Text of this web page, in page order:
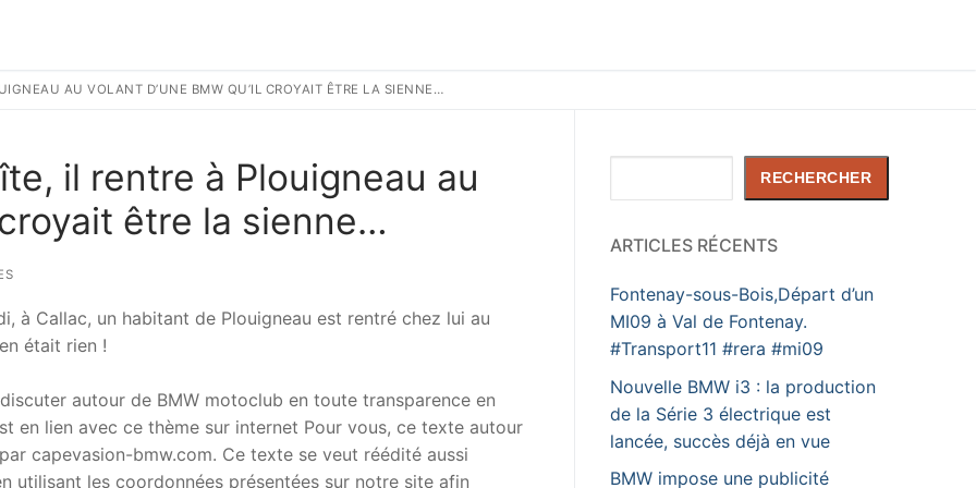
AU VOLANT D’UNE BMW QU’IL CROYAIT ÊTRE LA SIENNE…
il rentre à Plouigneau au
être la sienne…
à Callac, un habitant de Plouigneau est rentré chez lui au
était rien !
autour de BMW motoclub en toute transparence en
en lien avec ce thème sur internet Pour vous, ce texte autour
capevasion-bmw.com. Ce texte se veut réédité aussi
utilisant les coordonnées présentées sur notre site afin
RECHERCHER
ARTICLES RÉCENTS
Fontenay-sous-Bois,Départ d’un
MI09 à Val de Fontenay.
#Transport11 #rera #mi09
Nouvelle BMW i3 : la production
de la Série 3 électrique est
lancée, succès déjà en vue
BMW impose une publicité